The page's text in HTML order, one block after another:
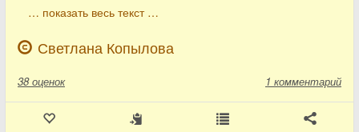
… показать весь текст …
Светлана Копылова
38 оценок 1 комментарий